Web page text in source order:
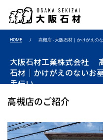
HOME 高槻店 - 大阪石材｜かけがえの
大阪石材工業株式会社
石材｜かけがえのないお
手伝い
高槻店のご紹介